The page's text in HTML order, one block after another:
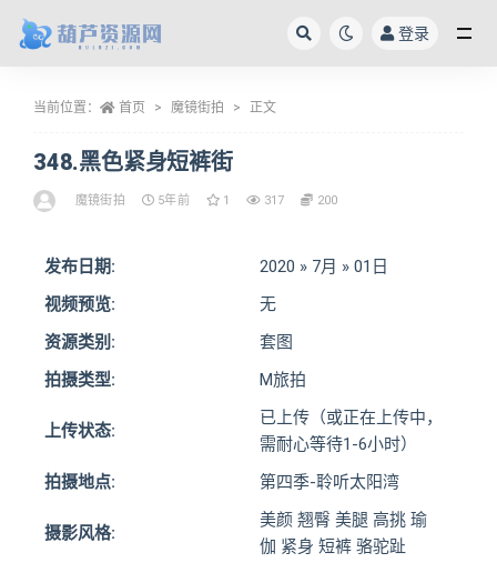
登录
当前位置： 首页 魔镜街拍 正文
348.黑色紧身短裤街
魔镜街拍 5年前 1 317 200
发布日期:
2020 » 7月 » 01日
视频预览:
无
资源类别:
套图
拍摄类型:
M旅拍
上传状态:
已上传（或正在上传中，
需耐心等待1-6小时）
拍摄地点:
第四季-聆听太阳湾
摄影风格:
美颜 翘臀 美腿 高挑 瑜
伽 紧身 短裤 骆驼趾